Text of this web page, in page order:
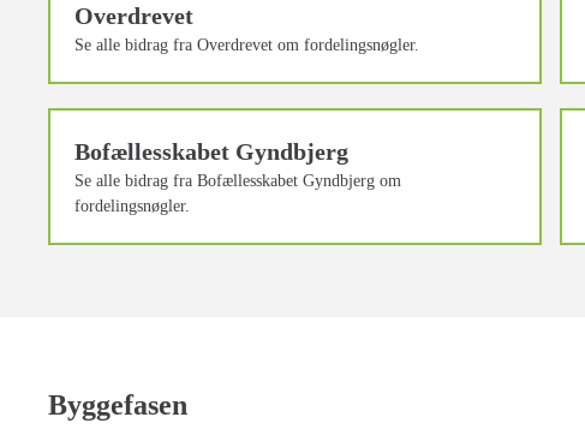
Overdrevet
Se alle bidrag fra Overdrevet om fordelingsnøgler.
Bofællesskabet Gyndbjerg
Se alle bidrag fra Bofællesskabet Gyndbjerg om
fordelingsnøgler.
Byggefasen